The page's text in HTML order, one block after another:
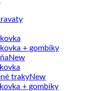
+ gombíky
traky
+ gombíky